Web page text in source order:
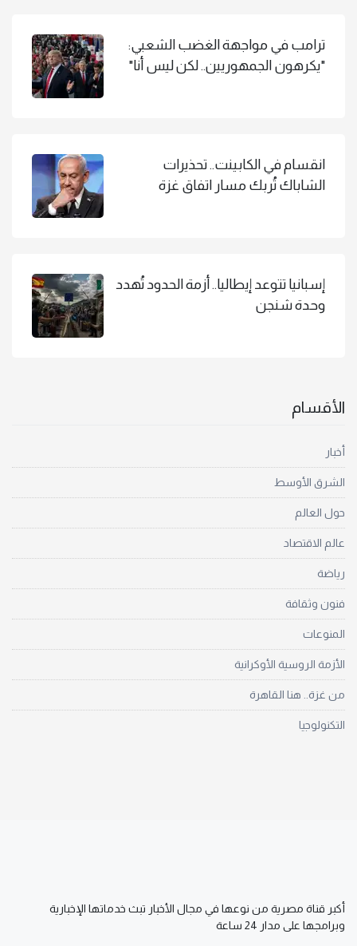
ترامب في مواجهة الغضب الشعبي:
"يكرهون الجمهوريين.. لكن ليس أنا"
انقسام في الكابينت.. تحذيرات
الشاباك تُربك مسار اتفاق غزة
إسبانيا تتوعد إيطاليا.. أزمة الحدود تُهدد
وحدة شنجن
الأقسام
أخبار
الشرق الأوسط
حول العالم
عالم الاقتصاد
رياضة
فنون وثقافة
المنوعات
الأزمة الروسية الأوكرانية
من غزة.. هنا القاهرة
التكنولوجيا
أكبر قناة مصرية من نوعها في مجال الأخبار تبث خدماتها الإخبارية
وبرامجها على مدار 24 ساعة